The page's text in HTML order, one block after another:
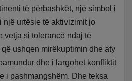
të përbashkët, një simbol i
një urtësie të aktivizimit jo
vetja si tolerancë ndaj të
ushqen mirëkuptimin dhe aty
dhe i largohet konfliktit
i pashmangshëm. Dhe teksa